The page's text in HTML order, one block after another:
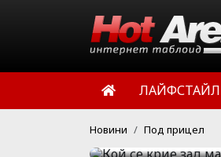
ЛАЙФСТАЙЛ
Новини Под прицел
Кой